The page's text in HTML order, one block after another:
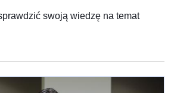
swoją wiedzę na temat